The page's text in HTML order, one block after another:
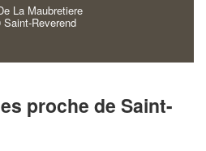
La Maubretiere
Saint-Reverend
proche de Saint-